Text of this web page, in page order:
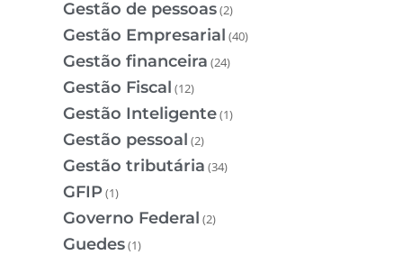
Gestão de pessoas(2)
Gestão Empresarial (40)
Gestão financeira (24)
Gestão Fiscal (12)
Gestão Inteligente(1)
Gestão pessoal (2)
Gestão tributária (34)
GFIP(1)
Governo Federal (2)
Guedes(1)